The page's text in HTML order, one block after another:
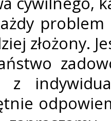
złożony.
z